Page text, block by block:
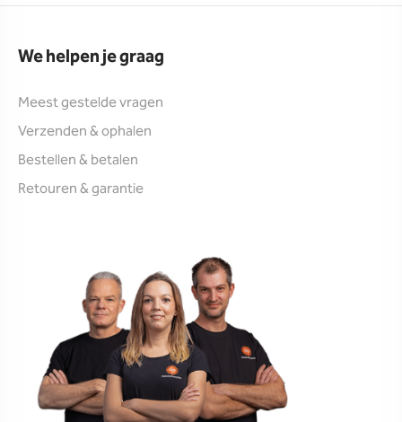
We helpen je graag
Meest gestelde vragen
Verzenden & ophalen
Bestellen & betalen
Retouren & garantie